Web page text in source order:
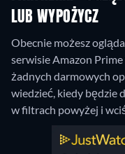
LUB WYPOŻYCZ
Obecnie możesz
serwisie Amazon Prime
żadnych darmowych
wiedzieć, kiedy będzie
w filtrach powyżej i